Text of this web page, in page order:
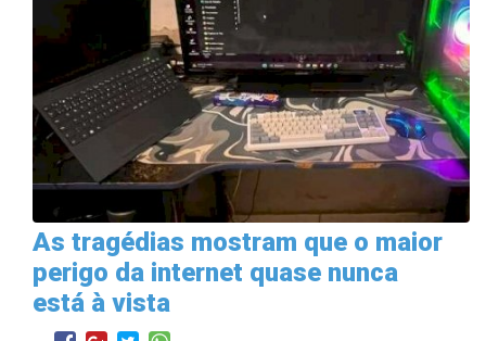
As tragédias mostram que o maior
perigo da internet quase nunca
está à vista